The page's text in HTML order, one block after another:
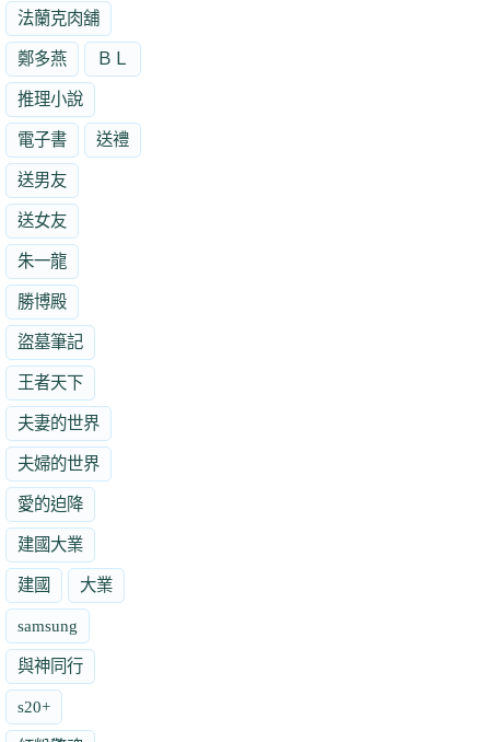
法蘭克肉舖
鄭多燕 ＢＬ
推理小說
電子書 送禮
送男友
送女友
朱一龍
勝博殿
盜墓筆記
王者天下
夫妻的世界
夫婦的世界
愛的迫降
建國大業
建國 大業
samsung
與神同行
s20+